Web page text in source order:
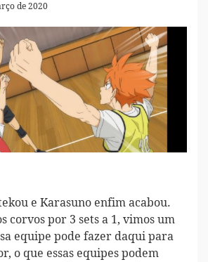
de 2020
e Karasuno enfim acabou.
corvos por 3 sets a 1, vimos um
equipe pode fazer daqui para
o que essas equipes podem